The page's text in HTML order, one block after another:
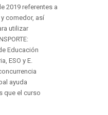
2019 referentes a
comedor, así
utilizar
Educación
ESO y E.
ayuda
que el curso